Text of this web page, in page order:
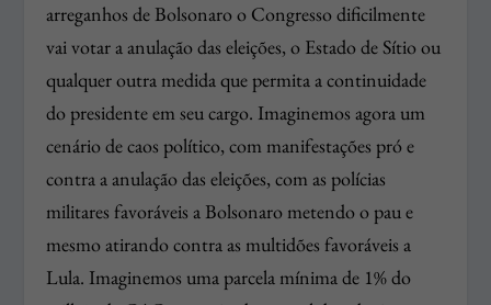
arreganhos de Bolsonaro o Congresso dificilmente
vai votar a anulação das eleições, o Estado de Sítio ou
qualquer outra medida que permita a continuidade
do presidente em seu cargo. Imaginemos agora um
cenário de caos político, com manifestações pró e
contra a anulação das eleições, com as polícias
militares favoráveis a Bolsonaro metendo o pau e
mesmo atirando contra as multidões favoráveis a
Lula. Imaginemos uma parcela mínima de 1% do